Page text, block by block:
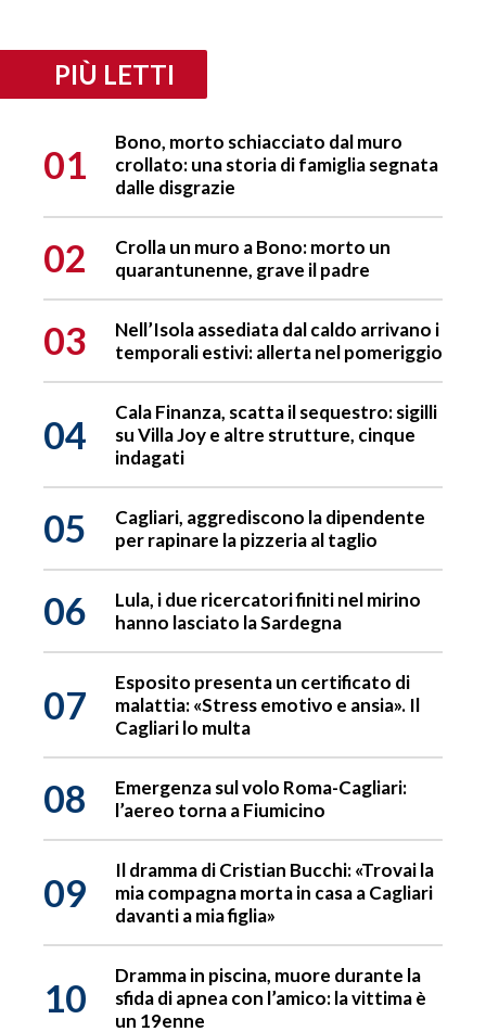
PIÙ LETTI
01
Bono, morto schiacciato dal muro
crollato: una storia di famiglia segnata
dalle disgrazie
02
Crolla un muro a Bono: morto un
quarantunenne, grave il padre
03
Nell’Isola assediata dal caldo arrivano i
temporali estivi: allerta nel pomeriggio
04
Cala Finanza, scatta il sequestro: sigilli
su Villa Joy e altre strutture, cinque
indagati
05
Cagliari, aggrediscono la dipendente
per rapinare la pizzeria al taglio
06
Lula, i due ricercatori finiti nel mirino
hanno lasciato la Sardegna
07
Esposito presenta un certificato di
malattia: «Stress emotivo e ansia». Il
Cagliari lo multa
08
Emergenza sul volo Roma-Cagliari:
l’aereo torna a Fiumicino
09
Il dramma di Cristian Bucchi: «Trovai la
mia compagna morta in casa a Cagliari
davanti a mia figlia»
10
Dramma in piscina, muore durante la
sfida di apnea con l’amico: la vittima è
un 19enne